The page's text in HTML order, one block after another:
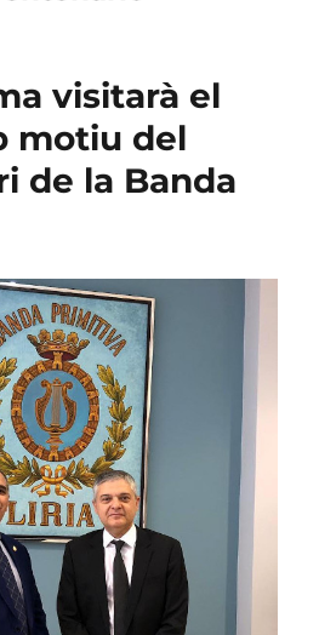
visitarà el
motiu del
de la Banda